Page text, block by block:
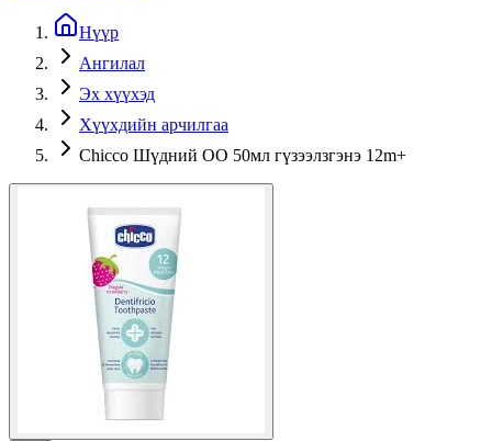
Нүүр
Ангилал
Эх хүүхэд
Хүүхдийн арчилгаа
Chicco Шүдний ОО 50мл гүзээлзгэнэ 12m+